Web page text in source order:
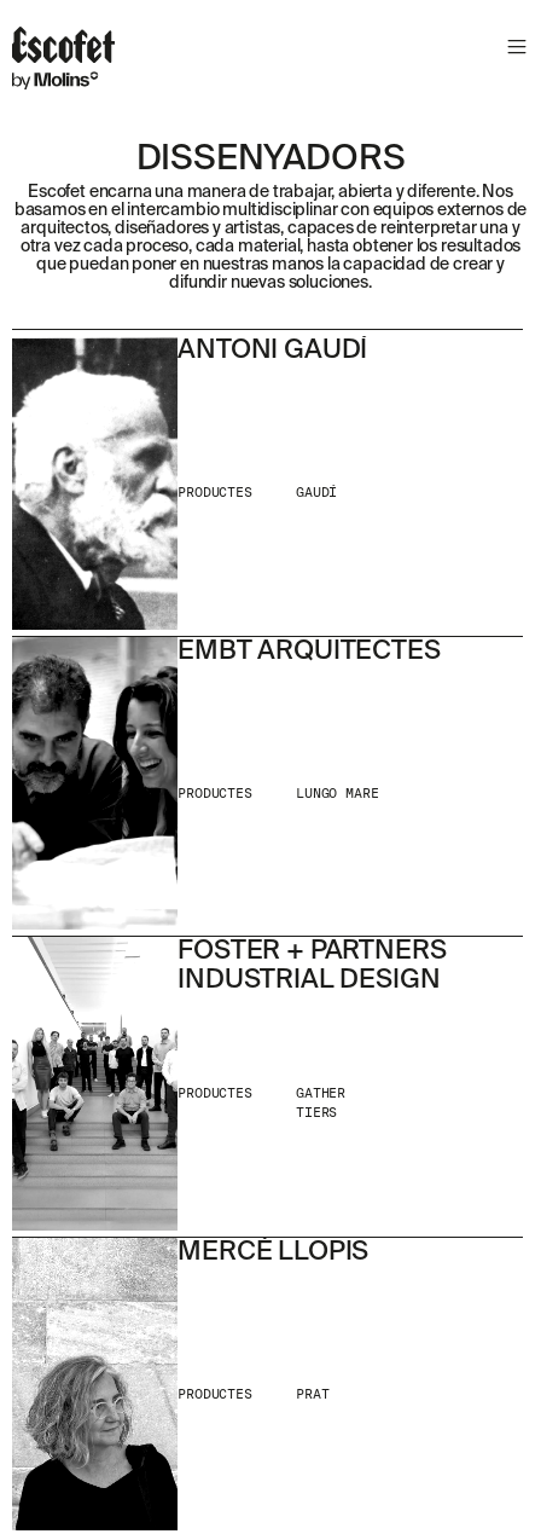
DISSENYADORS
Escofet encarna una manera de trabajar, abierta y diferente. Nos
basamos en el intercambio multidisciplinar con equipos externos de
arquitectos, diseñadores y artistas, capaces de reinterpretar una y
otra vez cada proceso, cada material, hasta obtener los resultados
que puedan poner en nuestras manos la capacidad de crear y
difundir nuevas soluciones.
ANTONI GAUDÍ
PRODUCTES GAUDÍ
EMBT ARQUITECTES
PRODUCTES LUNGO MARE
FOSTER + PARTNERS
INDUSTRIAL DESIGN
PRODUCTES
GATHER
TIERS
MERCÈ LLOPIS
PRODUCTES PRAT
CONTACTE
DESCÀRREGUES
E
N
E
T
E
R
.
HE LLEGIT I ACCEPTO
ENVIA
WE ARE MOLINS
CERTIFICATS
© 2026 ESCOFET 1886 S.A.